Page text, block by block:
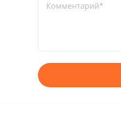
Комментарий*